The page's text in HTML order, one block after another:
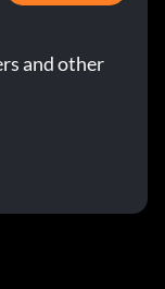
and other